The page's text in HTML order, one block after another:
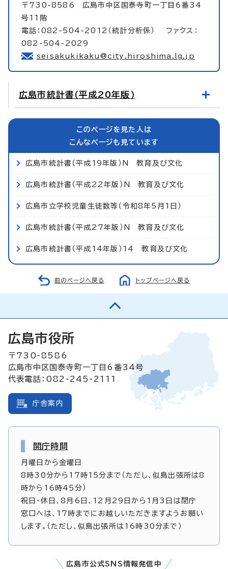
〒730-8586 広島市中区国泰寺町一丁目6番34
号11階
電話：082-504-2012（統計分析係） ファクス：
082-504-2029
seisakukikaku@city.hiroshima.lg.jp
広島市統計書（平成20年版）
このページを見た人は
こんなページも見ています
広島市統計書（平成19年版）N 教育及び文化
広島市統計書（平成22年版）N 教育及び文化
広島市立学校児童生徒数等（令和8年5月1日）
広島市統計書（平成27年版）N 教育及び文化
広島市統計書（平成14年版）14 教育及び文化
前のページへ戻る トップページへ戻る
広島市役所
〒730-8586
広島市中区国泰寺町一丁目6番34号
代表電話：082-245-2111
庁舎案内
開庁時間
月曜日から金曜日
8時30分から17時15分まで（ただし、似島出張所は8
時から16時45分）
祝日・休日、8月6日、12月29日から1月3日は閉庁
窓口へは、17時までにお越しいただきますようお願い
します。（ただし、似島出張所は16時30分まで）
広島市公式SNS情報発信中